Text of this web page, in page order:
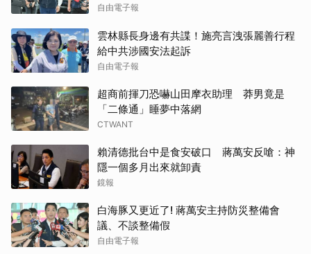
自由電子報
雲林縣長身邊有共諜！施亮言洩張麗善行程
給中共涉國安法起訴
自由電子報
超商前揮刀恐嚇山田摩衣助理 莽男竟是
「二條通」睡夢中落網
CTWANT
賴清德批台中是食安破口 蔣萬安反嗆：神
隱一個多月出來就卸責
鏡報
白海豚又更近了! 蔣萬安主持防災整備會
議、不談整備假
自由電子報